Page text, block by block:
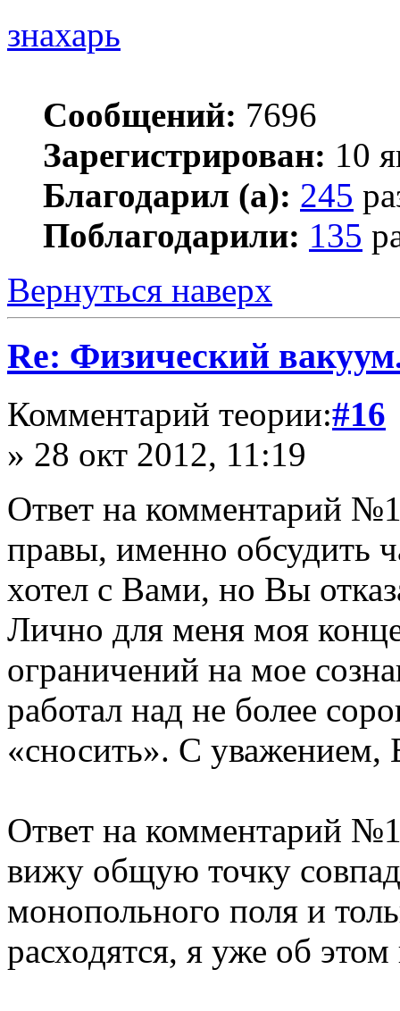
знахарь
Сообщений: 7696
Зарегистрирован: 10
Благодарил (а): 245
Поблагодарили: 135
Вернуться наверх
Re: Физический
Комментарий теории:#16
» 28 окт 2012, 11:19
Ответ на комментарий
правы, именно обсудить
хотел с Вами, но Вы
Лично для меня моя
ограничений на мое
работал над не более
«сносить». С уважением,
Ответ на комментарий
вижу общую точку
монопольного поля и
расходятся, я уже об